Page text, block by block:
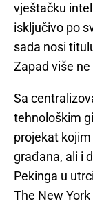
vještačku
isključivo po
sada nosi
Zapad više
Sa
tehnološkim
projekat
građana, ali i
Pekinga u
The New